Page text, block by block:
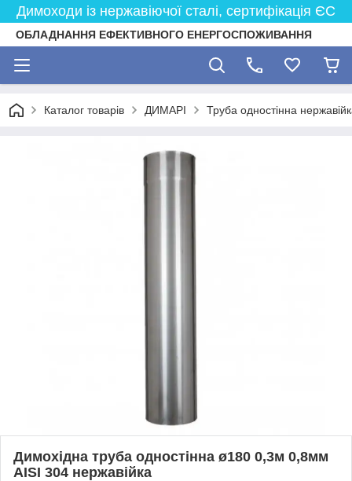
Димоходи із нержавіючої сталі, сертифікація ЄС
ОБЛАДНАННЯ ЕФЕКТИВНОГО ЕНЕРГОСПОЖИВАННЯ
Каталог товарів ДИМАРІ Труба одностінна
Димохідна труба одностінна ø180 0,3м 0,8мм
AISI 304 нержавійка